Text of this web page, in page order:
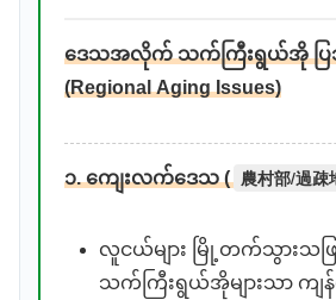
ဒေသအလိုက် သက်ကြီးရွယ်အို ပြဿ
(Regional Aging Issues)
၁. ကျေးလက်ဒေသ ( 農村部/過疎
လူငယ်များ မြို့တက်သွားသဖ
သက်ကြီးရွယ်အိုများသာ ကျ